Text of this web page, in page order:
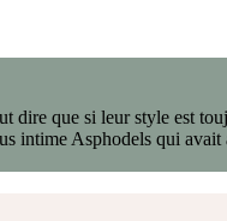
que si leur style est
Asphodels qui